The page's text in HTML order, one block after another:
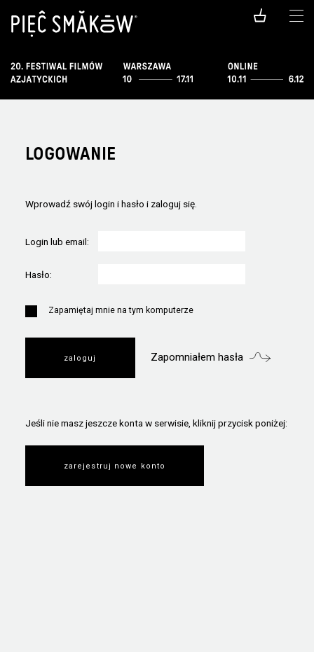
LOGOWANIE
Wprowadź swój login i hasło i zaloguj się.
Login lub email:
Hasło:
Zapamiętaj mnie na tym komputerze
Zapomniałem hasła
Jeśli nie masz jeszcze konta w serwisie, kliknij przycisk poniżej:
zarejestruj nowe konto